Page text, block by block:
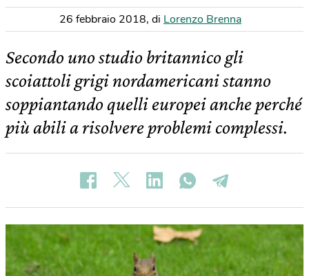
26 febbraio 2018, di Lorenzo Brenna
Secondo uno studio britannico gli
scoiattoli grigi nordamericani stanno
soppiantando quelli europei anche perché
più abili a risolvere problemi complessi.